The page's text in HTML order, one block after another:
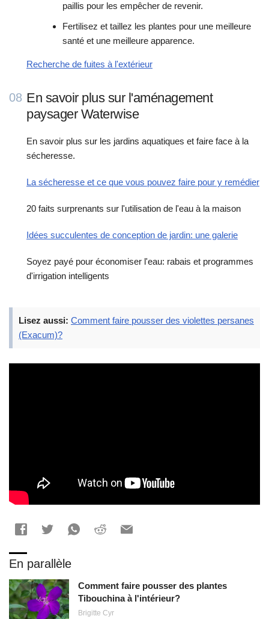
paillis pour les empêcher de revenir.
Fertilisez et taillez les plantes pour une meilleure
santé et une meilleure apparence.
Recherche de fuites à l'extérieur
08 En savoir plus sur l'aménagement
paysager Waterwise
En savoir plus sur les jardins aquatiques et faire face à la
sécheresse.
La sécheresse et ce que vous pouvez faire pour y remédier
20 faits surprenants sur l'utilisation de l'eau à la maison
Idées succulentes de conception de jardin: une galerie
Soyez payé pour économiser l'eau: rabais et programmes
d'irrigation intelligents
Lisez aussi: Comment faire pousser des violettes persanes
(Exacum)?
En parallèle
Comment faire pousser des plantes
Tibouchina à l'intérieur?
Brigitte Cyr